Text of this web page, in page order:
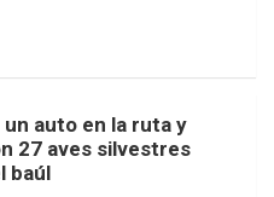
auto en la ruta y
27 aves silvestres
baúl